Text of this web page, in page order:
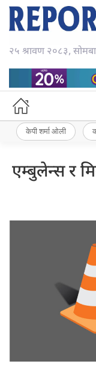
२५ श्रावण २०८३,
केपी शर्मा ओली
एम्बुलेन्स र